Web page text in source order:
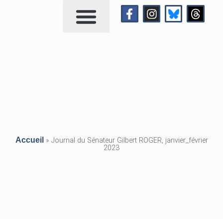
Accueil » Journal du Sénateur Gilbert ROGER, janvier_février
2023